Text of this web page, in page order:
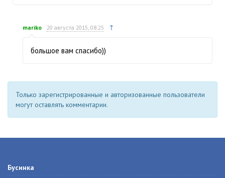
mariko 20 августа 2015, 08:25 ↑
большое вам спасибо))
Только зарегистрированные и авторизованные пользователи
могут оставлять комментарии.
Бусинка